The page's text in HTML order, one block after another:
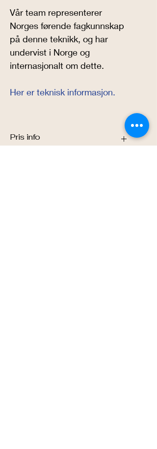
Vår team representerer
Norges førende fagkunnskap
på denne teknikk, og har
undervist i Norge og
internasjonalt om dette.
Her er teknisk informasjon.
Pris info